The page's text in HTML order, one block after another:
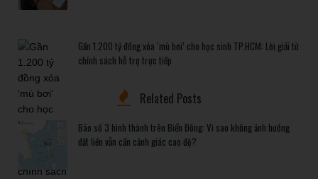
Gần 1.200 tỷ đồng xóa ‘mù bơi’ cho học sinh TP.HCM: Lời giải từ
chính sách hỗ trợ trực tiếp
Related Posts
Bão số 3 hình thành trên Biển Đông: Vì sao không ảnh hưởng
đất liền vẫn cần cảnh giác cao độ?